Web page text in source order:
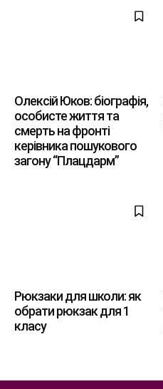
Олексій Юков: біографія,
особисте життя та
смерть на фронті
керівника пошукового
загону “Плацдарм”
Рюкзаки для школи: як
обрати рюкзак для 1
класу